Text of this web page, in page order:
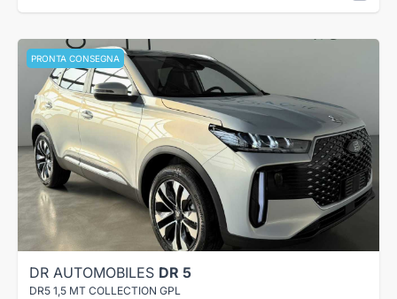
PRONTA CONSEGNA
DR AUTOMOBILES DR 5
DR5 1,5 MT COLLECTION GPL